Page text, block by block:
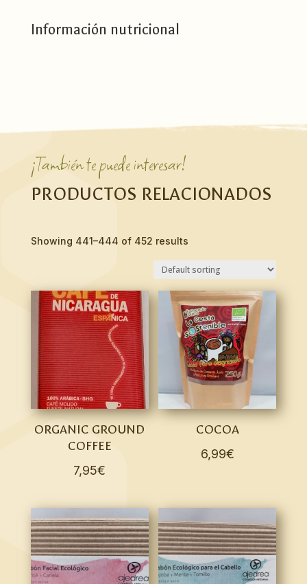
Información nutricional
¡También te puede interesar!
PRODUCTOS RELACIONADOS
Showing 441–444 of 452 results
ORGANIC GROUND
COFFEE
7,95€
COCOA
6,99€